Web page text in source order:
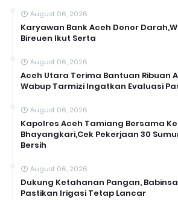
August 06, 2026
Karyawan Bank Aceh Donor
Bireuen Ikut Serta
August 06, 2026
Aceh Utara Terima Bantuan Ribuan
Wabup Tarmizi Ingatkan Evaluasi
August 06, 2026
Kapolres Aceh Tamiang Bersama
Bhayangkari,Cek Pekerjaan 30
Bersih
August 06, 2026
Dukung Ketahanan Pangan,
Pastikan Irigasi Tetap Lancar